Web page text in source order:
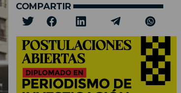
COMPARTIR